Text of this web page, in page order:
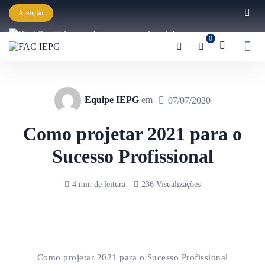
Atenção
Começaram as inscrições para a
Graduação IEPG 2026!
0
Equipe IEPG em 07/07/2020
Como projetar 2021 para o
Sucesso Profissional
4 min de leitura 236 Visualizações
Como projetar 2021 para o Sucesso Profissional